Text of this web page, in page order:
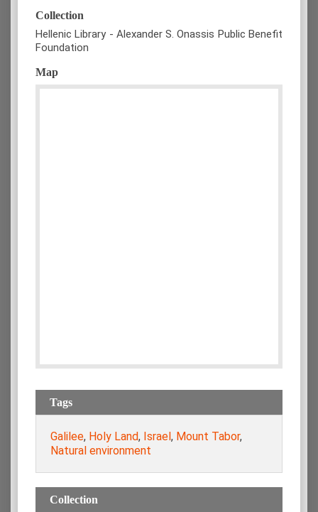
Collection
Hellenic Library - Alexander S. Onassis Public Benefit
Foundation
Map
Tags
Galilee, Holy Land, Israel , Mount Tabor,
Natural environment
Collection